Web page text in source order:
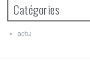
Catégories
actu